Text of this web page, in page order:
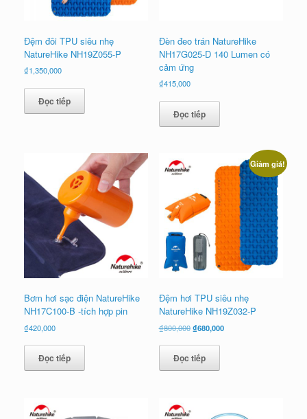
Đệm đôi TPU siêu nhẹ
NatureHike NH19Z055-P
₫1,350,000
Đọc tiếp
Đèn đeo trán NatureHike
NH17G025-D 140 Lumen có
cảm ứng
₫415,000
Đọc tiếp
Bơm hơi sạc điện NatureHike
NH17C100-B -tích hợp pin
₫420,000
Đọc tiếp
Giảm giá!
Đệm hơi TPU siêu nhẹ
NatureHike NH19Z032-P
₫800,000 Giá
là:
₫800,000.
₫680,000Giá
Đọc tiếp